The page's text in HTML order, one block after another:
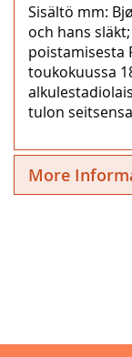
Sisältö mm:
och hans
poistamisesta
toukokuussa
tulon
More